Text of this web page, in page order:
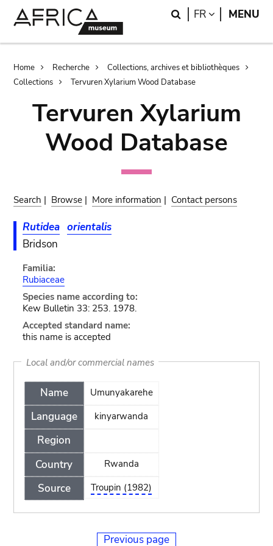
Search
FR LANGUAGE
MENU
Breadcrumb
Home Recherche
Collections, archives et bibliothèques
Collections
Tervuren Xylarium Wood Database
Tervuren Xylarium
Wood Database
Search | Browse | More information | Contact persons
Rutidea orientalis
Bridson
Familia:
Rubiaceae
Species name according to:
Kew Bulletin 33: 253. 1978.
Accepted standard name:
this name is accepted
Local and/or commercial names
Name
Language
Region
Country
Source
Umunyakarehe
kinyarwanda
Rwanda
Troupin (1982)
Previous page